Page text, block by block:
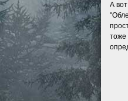
А
тоже